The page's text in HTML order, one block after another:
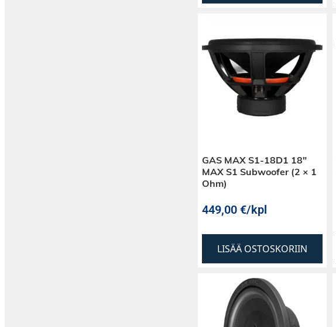
GAS MAX S1-18D1 18″
MAX S1 Subwoofer (2 × 1
Ohm)
449,00 €/kpl
LISÄÄ OSTOSKORIIN